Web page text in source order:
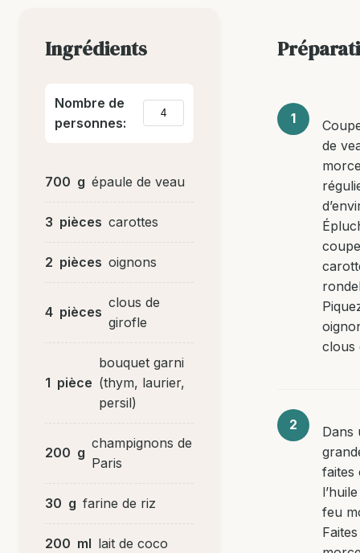
Ingrédients
Nombre de
personnes:
700 g épaule de veau
3 pièces carottes
2 pièces oignons
4 pièces
clous de
girofle
1 pièce
bouquet garni
(thym, laurier,
persil)
200 g
champignons de
Paris
30 g farine de riz
200 ml lait de coco
de
clous
Dans
faites
feu